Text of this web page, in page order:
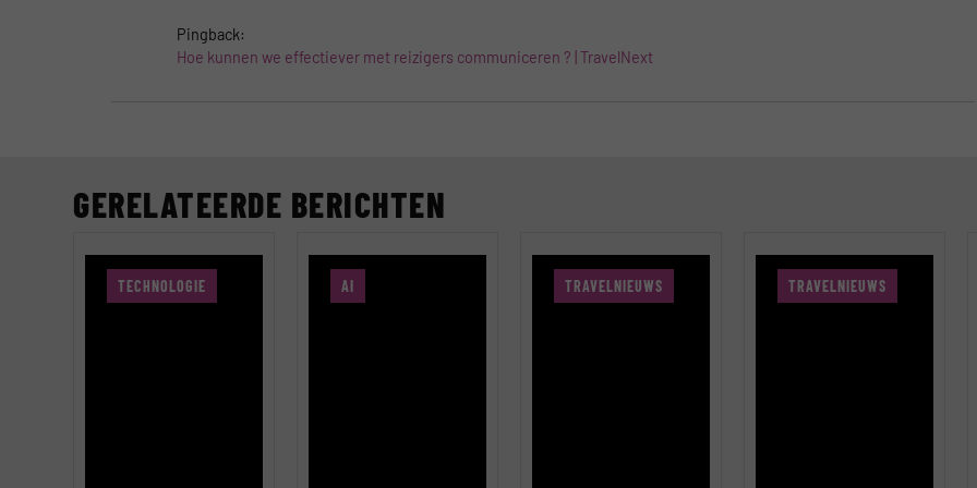
Pingback:
Hoe kunnen we effectiever met reizigers communiceren ? | TravelNext
GERELATEERDE BERICHTEN
TECHNOLOGIE AI TRAVELNIEUWS TRAVELNIEUWS